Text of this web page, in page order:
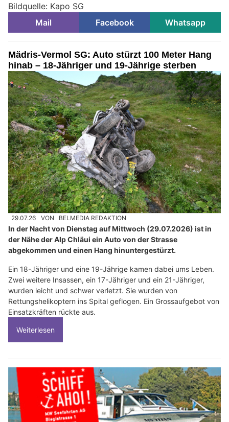
Bildquelle: Kapo SG
Mail
Facebook Whatsapp
Mädris-Vermol SG: Auto stürzt 100 Meter Hang
hinab – 18-Jähriger und 19-Jährige sterben
29.07.26 VON BELMEDIA REDAKTION
In der Nacht von Dienstag auf Mittwoch (29.07.2026) ist in
der Nähe der Alp Chläui ein Auto von der Strasse
abgekommen und einen Hang hinuntergestürzt.
Ein 18-Jähriger und eine 19-Jährige kamen dabei ums Leben.
Zwei weitere Insassen, ein 17-Jähriger und ein 21-Jähriger,
wurden leicht und schwer verletzt. Sie wurden von
Rettungshelikoptern ins Spital geflogen. Ein Grossaufgebot von
Einsatzkräften rückte aus.
Weiterlesen